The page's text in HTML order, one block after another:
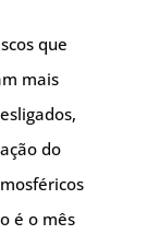
que
mais
do
é o mês